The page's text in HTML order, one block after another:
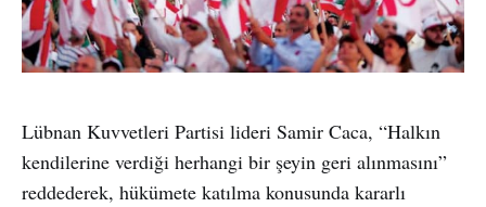
Lübnan Kuvvetleri Partisi lideri Samir Caca, “Halkın
kendilerine verdiği herhangi bir şeyin geri alınmasını”
reddederek, hükümete katılma konusunda kararlı